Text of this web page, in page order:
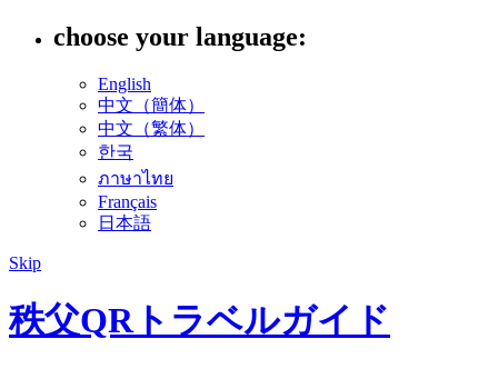
choose your language:
English
中文（簡体）
中文（繁体）
한국
ภาษาไทย
Français
日本語
Skip
秩父QRトラベルガイド